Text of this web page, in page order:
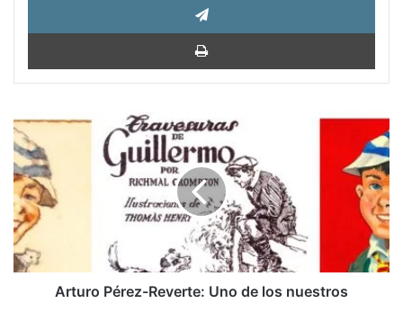
Arturo
Pérez-
Reverte:
Uno
de
los
nuestros
Arturo Pérez-Reverte: Uno de los nuestros